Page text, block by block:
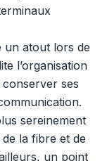
un atout lors de
l’organisation
ses
sereinement
de la fibre et de
un point